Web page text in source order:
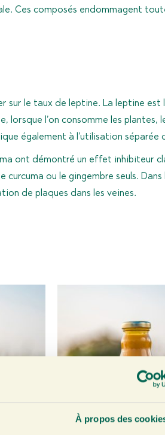
À propos des
Ces composés endommagent
sur le taux de leptine. La leptine est
lorsque l’on consomme les plantes,
également à l’utilisation séparée
ont démontré un effet inhibiteur
ou le gingembre seuls. Dans
de plaques dans les veines.